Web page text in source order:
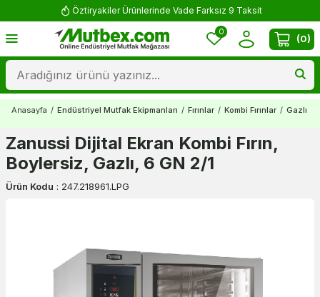
Öztiryakiler Ürünlerinde Vade Farksız 9 Taksit
0
(0)
Anasayfa / Endüstriyel Mutfak Ekipmanları / Fırınlar / Kombi Fırınlar / Gazlı
Zanussi Dijital Ekran Kombi Fırın,
Boylersiz, Gazlı, 6 GN 2/1
Ürün Kodu : 247.218961.LPG